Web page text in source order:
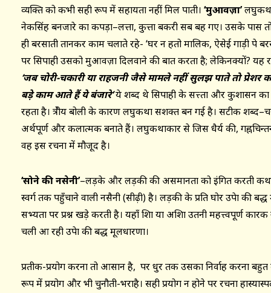
व्यक्ति को कभी सही रूप में सहायता नहीं मिल पाती। ‘मुआवज़ा’
नेकसिंह बनजारे का कपड़ा–लत्ता, कुत्ता बकरी सब बह गए। उसके पास
ही बरसाती तानकर काम चलाते रहे- ‘घर न हतो मालिक, ऐसेई गाड़ी पे
पर सिपाही उसको मुआवज़ा दिलवाने की बात करता है; लेकिनक्यों? यह
‘जब चोरी-चकारी या राहजनी जैसे मामले नहीं सुलझ पाते तो प्रेशर
बड़े काम आते हैं ये बंजारे’ये शब्द थे सिपाही के सत्त्ता और कुशासन
रहता है। क्षेत्रीय बोली के कारण लघुकथा सशक्त बन गई है। सटीक
अर्थपूर्ण और कलात्मक बनाते हैं। लघुकथाकार से जिस धैर्य की,
वह इस रचना में मौजूद है।
‘सोने की नसेनी’–लड़के और लड़की की असमानता को इंगित करती
स्वर्ग तक पहुँचाने वाली नसैनी (सीढ़ी) है। लड़की के प्रति घोर उपेक्षा की
सभ्यता पर प्रश्न खड़े करती है। यहाँ शिक्षा या अशिक्षा उतनी महत्त्वपूर्ण
चली आ रही उपेक्षा की बद्ध मूलधारणा।
प्रतीक-प्रयोग करना तो आसान है, पर धुर तक उसका निर्वाह करना बहुत
रूप में प्रयोग और भी चुनौती-भराहै। सही प्रयोग न होने पर रचना